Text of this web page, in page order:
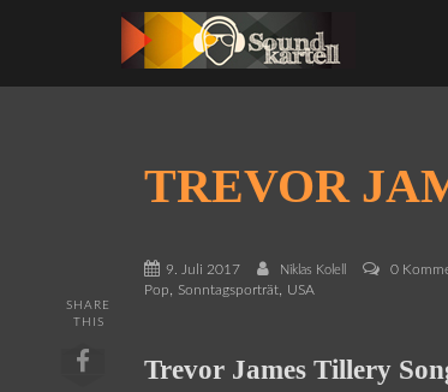
TREVOR
9. Juli 2017 Niklas Kolell 0
Pop, Sonntagsporträt, USA
SHARE
THIS
Trevor James Tillery